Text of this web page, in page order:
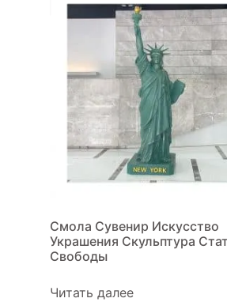
Смола Сувенир Искусство
Украшения Скульптура
Свободы
Читать далее